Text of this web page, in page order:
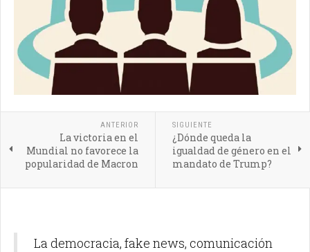
ANTERIOR
La victoria en el
Mundial no favorece la
popularidad de Macron
SIGUIENTE
¿Dónde queda la
igualdad de género en el
mandato de Trump?
La democracia, fake news, comunicación